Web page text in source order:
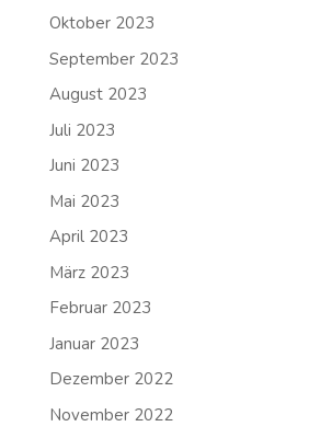
Oktober 2023
September 2023
August 2023
Juli 2023
Juni 2023
Mai 2023
April 2023
März 2023
Februar 2023
Januar 2023
Dezember 2022
November 2022